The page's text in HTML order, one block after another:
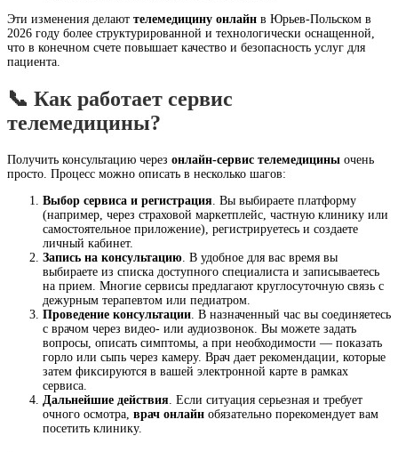
Эти изменения делают телемедицину онлайн в Юрьев-Польском в
2026 году более структурированной и технологически оснащенной,
что в конечном счете повышает качество и безопасность услуг для
пациента.
📞 Как работает сервис
телемедицины?
Получить консультацию через онлайн-сервис телемедицины очень
просто. Процесс можно описать в несколько шагов:
Выбор сервиса и регистрация . Вы выбираете платформу
(например, через страховой маркетплейс, частную клинику или
самостоятельное приложение), регистрируетесь и создаете
личный кабинет.
Запись на консультацию . В удобное для вас время вы
выбираете из списка доступного специалиста и записываетесь
на прием. Многие сервисы предлагают круглосуточную связь с
дежурным терапевтом или педиатром.
Проведение консультации . В назначенный час вы соединяетесь
с врачом через видео- или аудиозвонок. Вы можете задать
вопросы, описать симптомы, а при необходимости — показать
горло или сыпь через камеру. Врач дает рекомендации, которые
затем фиксируются в вашей электронной карте в рамках
сервиса.
Дальнейшие действия . Если ситуация серьезная и требует
очного осмотра, врач онлайн обязательно порекомендует вам
посетить клинику.